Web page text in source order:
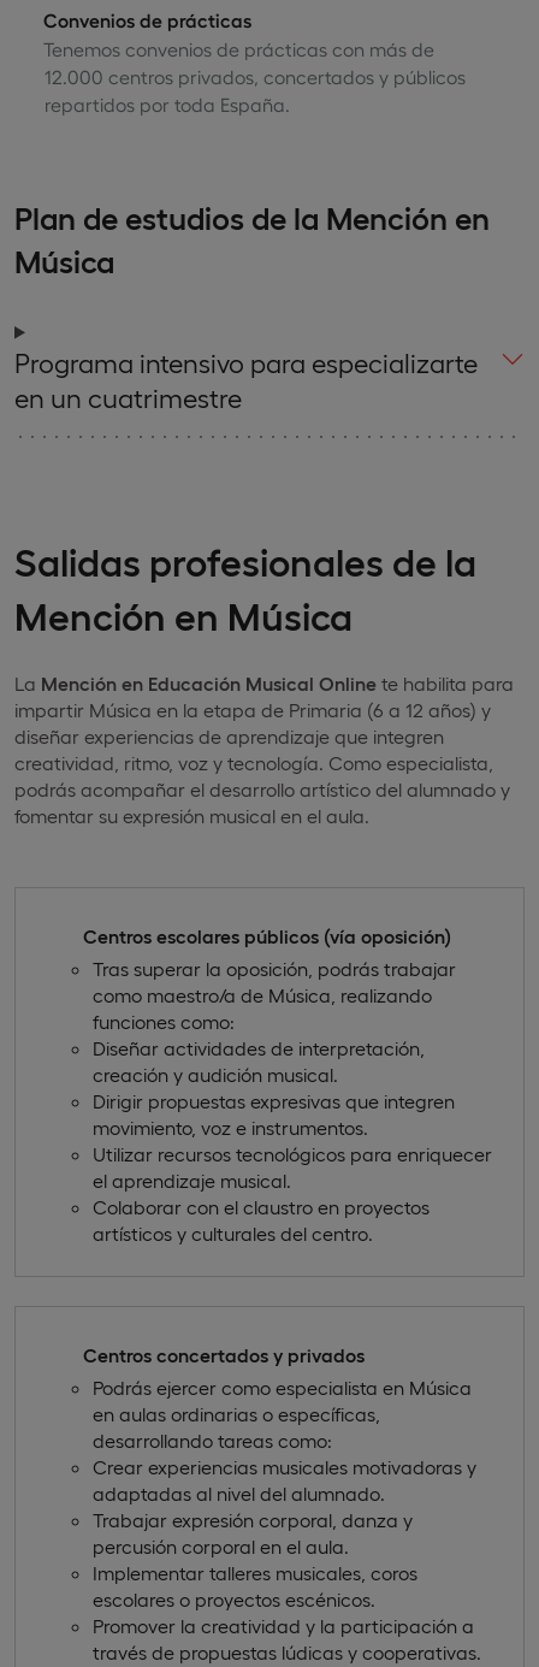
Convenios de prácticas
Tenemos convenios de prácticas con más de
12.000 centros privados, concertados y públicos
repartidos por toda España.
Plan de estudios de la Mención en
Música
Programa intensivo para especializarte
en un cuatrimestre
Salidas profesionales de la
Mención en Música
La Mención en Educación Musical Online te habilita para
impartir Música en la etapa de Primaria (6 a 12 años) y
diseñar experiencias de aprendizaje que integren
creatividad, ritmo, voz y tecnología. Como especialista,
podrás acompañar el desarrollo artístico del alumnado y
fomentar su expresión musical en el aula.
Centros escolares públicos (vía oposición)
Tras superar la oposición, podrás trabajar
como maestro/a de Música, realizando
funciones como:
Diseñar actividades de interpretación,
creación y audición musical.
Dirigir propuestas expresivas que integren
movimiento, voz e instrumentos.
Utilizar recursos tecnológicos para enriquecer
el aprendizaje musical.
Colaborar con el claustro en proyectos
artísticos y culturales del centro.
Centros concertados y privados
Podrás ejercer como especialista en Música
en aulas ordinarias o específicas,
desarrollando tareas como:
Crear experiencias musicales motivadoras y
adaptadas al nivel del alumnado.
Trabajar expresión corporal, danza y
percusión corporal en el aula.
Implementar talleres musicales, coros
escolares o proyectos escénicos.
Promover la creatividad y la participación a
través de propuestas lúdicas y cooperativas.